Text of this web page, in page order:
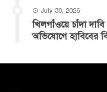
July 30, 2026
খিলগাঁওয়ে চাঁদা
অভিযোগে হাবিবের